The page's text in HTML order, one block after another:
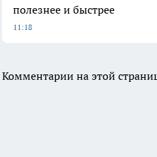
полезнее и быстрее
11:18
Комментарии на этой